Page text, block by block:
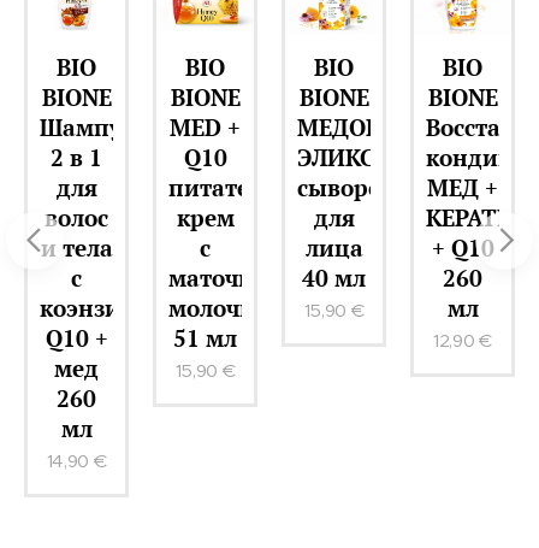
BIO
BIONE
Шампунь
2 в 1
для
волос
и тела
с
коэнзимом
Q10 +
мед
260
мл
14,90 €
BIO
BIONE
MED +
Q10
питательный
крем
с
маточным
молочком
51 мл
15,90 €
BIO
BIONE
МЕДОВЫЙ
ЭЛИКСИР
сыворотка
для
лица
40 мл
15,90 €
BIO
BIONE
МЕД +
КЕРАТИН
+ Q10
260
мл
12,90 €